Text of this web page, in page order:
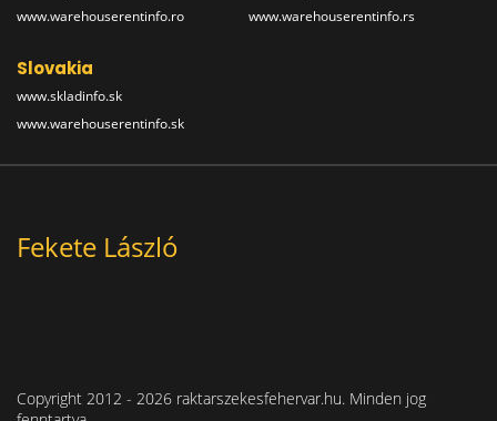
www.warehouserentinfo.ro
www.warehouserentinfo.rs
Slovakia
www.skladinfo.sk
www.warehouserentinfo.sk
Fekete László
Copyright 2012 - 2026 raktarszekesfehervar.hu. Minden jog